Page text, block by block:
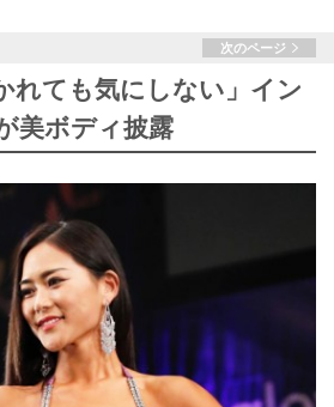
次のページ
れても気にしない」イン
美ボディ披露